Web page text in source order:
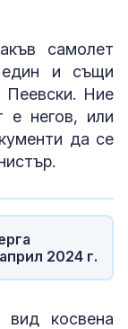
самолет
и същи
Пеевски. Ние
е негов, или
да се
2024 г.
косвена